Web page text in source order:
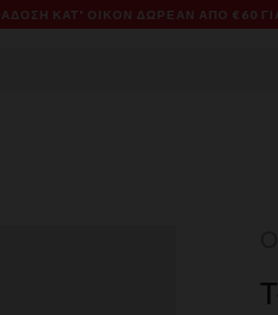
ΚΑΤ' ΟΊΚΟΝ ΔΩΡΕΑΝ ΑΠΌ €60